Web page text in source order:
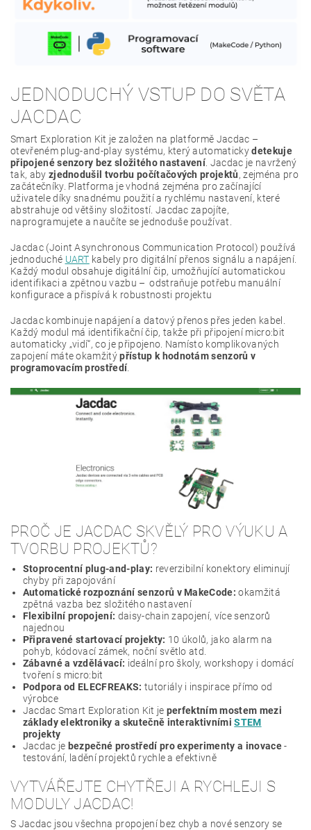
JEDNODUCHÝ VSTUP DO SVĚTA
JACDAC
Smart Exploration Kit je založen na platformě Jacdac –
otevřeném plug-and-play systému, který automatickydetekuje
připojené senzory bez složitého nastavení . Jacdac je navržený
tak, aby zjednodušil tvorbu počítačových projektů, zejména pro
začátečníky. Platforma je vhodná zejména pro začínající
uživatele díky snadnému použití a rychlému nastavení, které
abstrahuje od většiny složitostí. Jacdac zapojíte,
naprogramujete a naučíte se jednoduše používat.
Jacdac (Joint Asynchronous Communication Protocol) používá
jednoduché UART kabely pro digitální přenos signálu a napájení.
Každý modul obsahuje digitální čip, umožňující automatickou
identifikaci a zpětnou vazbu – odstraňuje potřebu manuální
konfigurace a přispívá k robustnosti projektu
Jacdac kombinuje napájení a datový přenos přes jeden kabel.
Každý modul má identifikační čip, takže při připojení micro:bit
automaticky „vidí“, co je připojeno. Namísto komplikovaných
zapojení máte okamžitýpřístup k hodnotám senzorů v
programovacím prostředí
PROČ JE JACDAC SKVĚLÝ PRO VÝUKU A
TVORBU PROJEKTŮ?
Stoprocentní plug-and-play: reverzibilní konektory eliminují
chyby při zapojování
Automatické rozpoznání senzorů v MakeCode: okamžitá
zpětná vazba bez složitého nastavení
Flexibilní propojení: daisy-chain zapojení, více senzorů
najednou
Připravené startovací projekty: 10 úkolů, jako alarm na
pohyb, kódovací zámek, noční světlo atd.
Zábavné a vzdělávací: ideální pro školy, workshopy i domácí
tvoření s micro:bit
Podpora od ELECFREAKS: tutoriály i inspirace přímo od
výrobce
Jacdac Smart Exploration Kit je perfektním mostem mezi
základy elektroniky a skutečně interaktivnímiSTEM
projekty
Jacdac je bezpečné prostředí pro experimenty a inovace-
testování, ladění projektů rychle a efektivně
VYTVÁŘEJTE CHYTŘEJI A RYCHLEJI S
MODULY JACDAC!
S Jacdac jsou všechna propojení bez chyb a nové senzory se